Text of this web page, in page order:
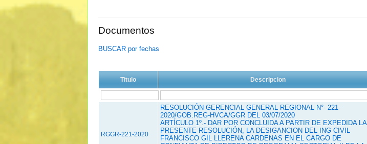
Documentos
BUSCAR por fechas
Titulo Descripcion
RGGR-221-2020
RESOLUCIÓN GERENCIAL GENERAL REGIONAL N°- 221-
2020/GOB.REG-HVCA/GGR DEL 03/07/2020
ARTÍCULO 1º.- DAR POR CONCLUIDA A PARTIR DE EXPEDIDA LA
PRESENTE RESOLUCIÓN, LA DESIGANCION DEL ING CIVIL
FRANCISCO GIL LLERENA CARDENAS EN EL CARGO DE